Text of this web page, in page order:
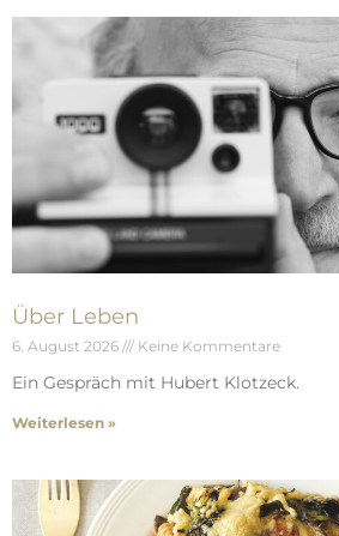
Über Leben
6. August 2026 Keine Kommentare
Ein Gespräch mit Hubert Klotzeck.
Weiterlesen »